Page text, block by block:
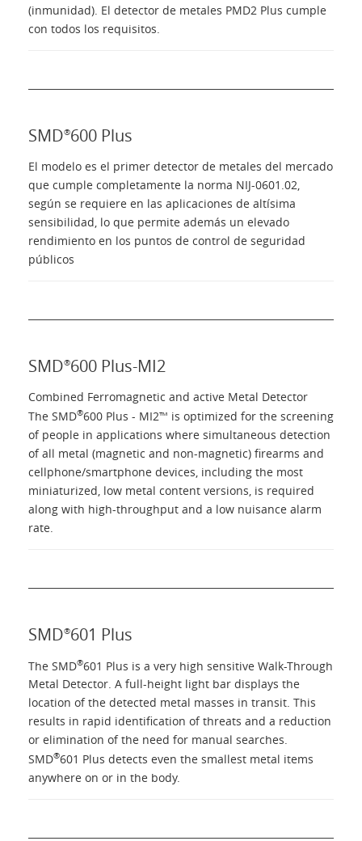
(inmunidad). El detector de metales PMD2 Plus cumple
con todos los requisitos.
SMD®600 Plus
El modelo es el primer detector de metales del mercado
que cumple completamente la norma NIJ-0601.02,
según se requiere en las aplicaciones de altísima
sensibilidad, lo que permite además un elevado
rendimiento en los puntos de control de seguridad
públicos
SMD®600 Plus-MI2
Combined Ferromagnetic and active Metal Detector
The SMD®600 Plus - MI2™ is optimized for the screening
of people in applications where simultaneous detection
of all metal (magnetic and non-magnetic) firearms and
cellphone/smartphone devices, including the most
miniaturized, low metal content versions, is required
along with high-throughput and a low nuisance alarm
rate.
SMD®601 Plus
The SMD®601 Plus is a very high sensitive Walk-Through
Metal Detector. A full-height light bar displays the
location of the detected metal masses in transit. This
results in rapid identification of threats and a reduction
or elimination of the need for manual searches.
SMD®601 Plus detects even the smallest metal items
anywhere on or in the body.